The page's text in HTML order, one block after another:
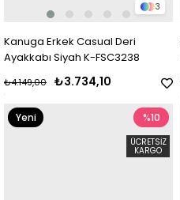
3
Kanuga Erkek Casual Deri
Ayakkabı Siyah K-FSC3238
₺3.734,10
₺4.149,00
%10
ÜCRETSIZ
KARGO
Yeni